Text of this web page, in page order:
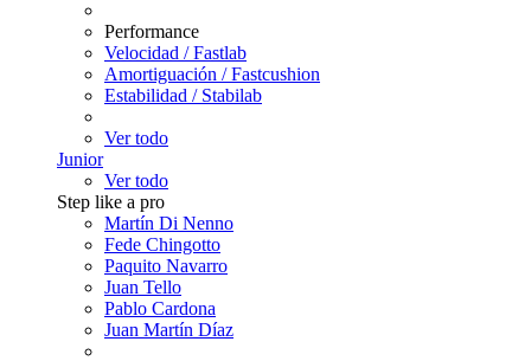
Performance
Velocidad / Fastlab
Amortiguación / Fastcushion
Estabilidad / Stabilab
Ver todo
Junior
Ver todo
Step like a pro
Martín Di Nenno
Fede Chingotto
Paquito Navarro
Juan Tello
Pablo Cardona
Juan Martín Díaz